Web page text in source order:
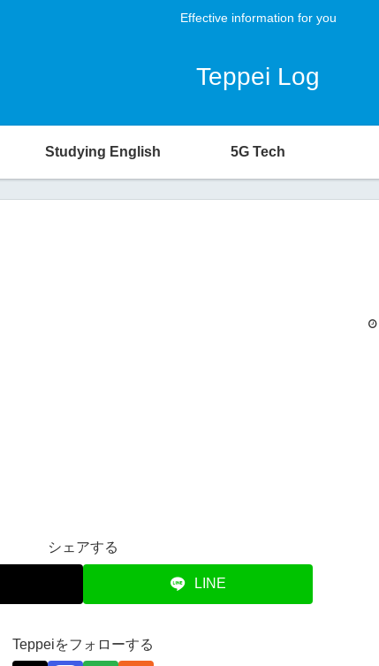
Effective information for you
Teppei Log
Studying English 5G Tech
シェアする
LINE
Teppeiをフォローする